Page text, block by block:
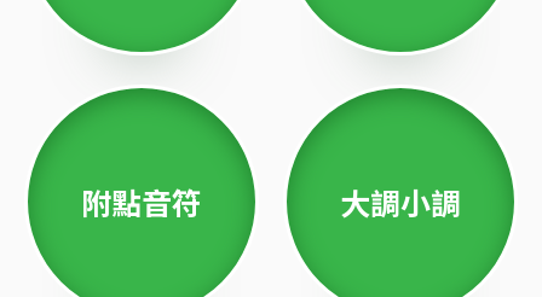
附點音符 大調小調